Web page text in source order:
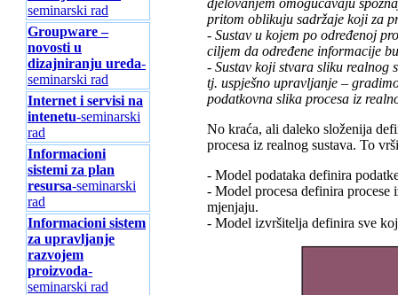
seminarski rad
Groupware –
novosti u
dizajniranju ureda-
seminarski rad
Internet i servisi na
intenetu-seminarski
rad
Informacioni
sistemi za plan
resursa-seminarski
rad
Informacioni sistem
za upravljanje
razvojem
proizvoda-
seminarski rad
djelovanjem omogućavaju
pritom oblikuju sadržaje koji za
- Sustav u kojem po određenoj
ciljem da određene informacije
- Sustav koji stvara sliku realnog
tj. uspješno upravljanje –
podatkovna slika procesa iz
No kraća, ali daleko složenija
procesa iz realnog sustava. To
- Model podataka definira
- Model procesa definira procese
mjenjaju.
- Model izvršitelja definira sve